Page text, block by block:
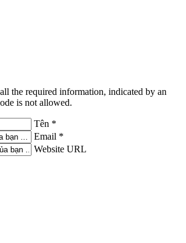
the required information, indicated by an
is not allowed.
Tên *
Email *
Website URL